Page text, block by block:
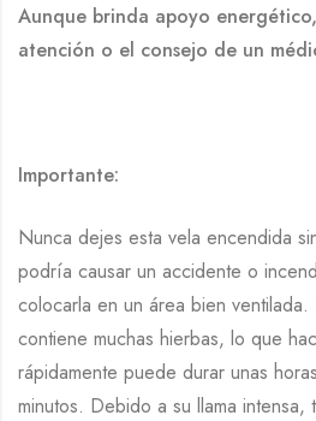
Aunque brinda apoyo
atención o el consejo de un
Importante:
Nunca dejes esta vela encendida
podría causar un accidente o
colocarla en un área bien
contiene muchas hierbas, lo que
rápidamente puede durar unas
minutos. Debido a su llama intensa,